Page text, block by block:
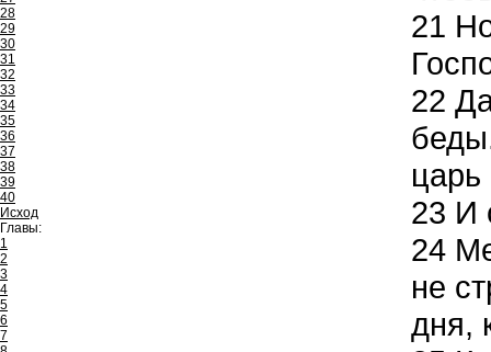
28
29
30
31
32
33
34
35
36
37
38
39
40
Исход
Главы:
1
2
3
4
5
6
7
21
22
23 И
24
не
дня,